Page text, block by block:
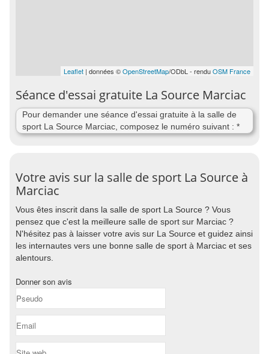
Leaflet | données ©OpenStreetMap/ODbL - renduOSM France
Séance d'essai gratuite La Source Marciac
Pour demander une séance d'essai gratuite à la salle de
sport La Source Marciac, composez le numéro suivant : *
Votre avis sur la salle de sport La Source à
Marciac
Vous êtes inscrit dans la salle de sport La Source ? Vous
pensez que c'est la meilleure salle de sport sur Marciac ?
N'hésitez pas à laisser votre avis sur La Source et guidez ainsi
les internautes vers une bonne salle de sport à Marciac et ses
alentours.
Donner son avis